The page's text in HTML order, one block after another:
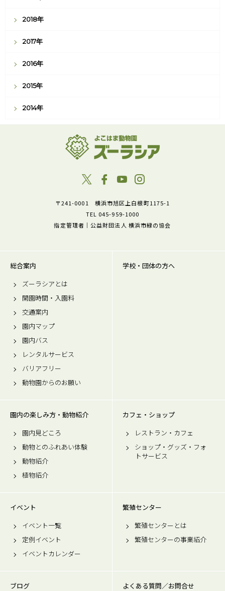
2018年
2017年
2016年
2015年
2014年
〒241-0001 横浜市旭区上白根町1175-1
TEL 045-959-1000
指定管理者｜公益財団法人 横浜市緑の協会
総合案内
ズーラシアとは
開園時間・入園料
交通案内
園内マップ
園内バス
レンタルサービス
バリアフリー
動物園からのお願い
学校・団体の方へ
園内の楽しみ方・動物紹介
園内見どころ
動物とのふれあい体験
動物紹介
植物紹介
カフェ・ショップ
レストラン・カフェ
ショップ・グッズ・フォ
トサービス
イベント
イベント一覧
定例イベント
イベントカレンダー
繁殖センター
繁殖センターとは
繁殖センターの事業紹介
ブログ よくある質問／お問合せ